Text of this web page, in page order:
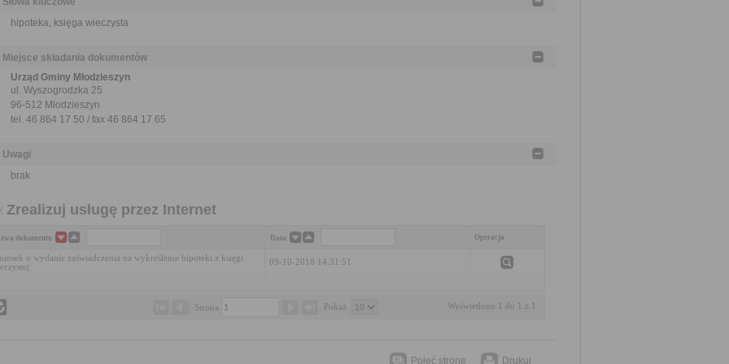
hipoteka, księga wieczysta
Miejsce składania dokumentów
Urząd Gminy Młodzieszyn
ul. Wyszogrodzka 25
96-512 Młodzieszyn
tel. 46 864 17 50 / fax 46 864 17 65
Uwagi
brak
Zrealizuj usługę przez Internet
dokumentu Data Operacja
o wydanie zaświadczenia na wykreślenie hipoteki z księgi
09-10-2018 14:31:51
Strona Pokaż Wyświetlono 1 do 1 z 1
Poleć stronę Drukuj